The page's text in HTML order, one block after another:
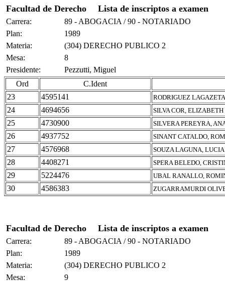
Facultad de Derecho Lista de inscriptos a examen
Carrera:
89 - ABOGACIA / 90 - NOTARIADO
Plan:
1989
Materia:
(304) DERECHO PUBLICO 2
Mesa:
8
Presidente:
Pezzutti, Miguel
Ord
C.Ident
23
4595141 RODRIGUEZ
24 4694656 SILVA COR,
25 4730900 SILVERA PEREYRA,
26 4937752 SINANT CATALDO,
27 4576968 SOUZA LAGUNA,
28 4408271 SPERA BELEDO,
29 5224476 UBAL RANALLO,
30 4586383 ZUGARRAMURDI
Facultad de Derecho Lista de inscriptos a examen
Carrera:
89 - ABOGACIA / 90 - NOTARIADO
Plan:
1989
Materia:
(304) DERECHO PUBLICO 2
Mesa:
9